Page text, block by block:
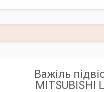
Важіль
MITSUBISHI